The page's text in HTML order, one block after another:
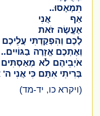
תִּמְאָסוּ..
אַף אֲנִי
אֶעֱשֶׂה זֹּאת
לָכֶם וְהִפְקַדְתִּי עֲלֵיכֶם
וְאֶתְכֶם אֱזָרֶה
אֹיְבֵיהֶם לֹא מְאַסְתִּים
בְּרִיתִי אִתָּם כִּי אֲנִי ה'
(ויקרא כו, יד-מד)